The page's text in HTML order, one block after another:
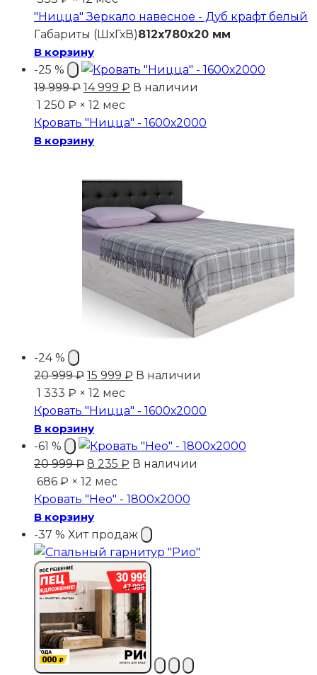
составляла
5
999 ₽.
3
999 ₽.
"Ницца" Зеркало навесное - Дуб крафт белый
Габариты (ШхГхВ)812x780x20 мм
В корзину
-25 %
19 999₽ Первоначальная
цена
составляла
19
14 999 ₽ Текущая
14
В наличии
1 250 ₽ × 12 мес
Кровать "Ницца" - 1600х2000
В корзину
-24 %
20 999₽ Первоначальная
цена
составляла
20
999 ₽.
15 999 ₽ Текущая
15
В наличии
1 333 ₽ × 12 мес
Кровать "Ницца" - 1600х2000
В корзину
-61 %
20 999₽ Первоначальная
цена
составляла
20
999 ₽.
8 235 ₽ Текущая
8
В наличии
686 ₽ × 12 мес
Кровать "Нео" - 1800х2000
В корзину
-37 % Хит продаж